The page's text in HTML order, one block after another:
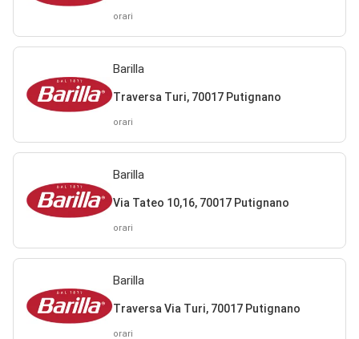
orari
Barilla
Traversa Turi, 70017 Putignano
orari
Barilla
Via Tateo 10,16, 70017 Putignano
orari
Barilla
Traversa Via Turi, 70017 Putignano
orari